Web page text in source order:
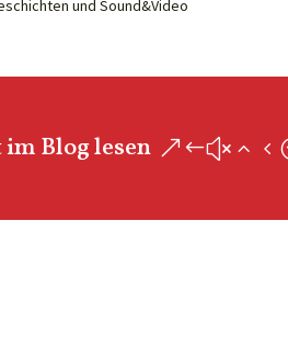
und Sound&Video
im Blog lesen